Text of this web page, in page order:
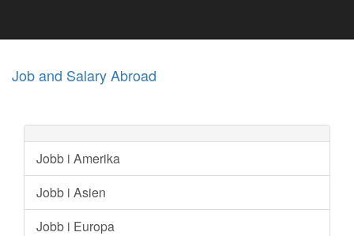
Job and Salary Abroad
Jobb i Amerika
Jobb i Asien
Jobb i Europa